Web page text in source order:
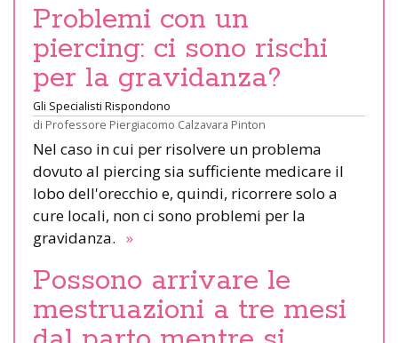
Problemi con un
piercing: ci sono rischi
per la gravidanza?
Gli Specialisti Rispondono
di Professore Piergiacomo Calzavara Pinton
Nel caso in cui per risolvere un problema
dovuto al piercing sia sufficiente medicare il
lobo dell'orecchio e, quindi, ricorrere solo a
cure locali, non ci sono problemi per la
gravidanza. »
Possono arrivare le
mestruazioni a tre mesi